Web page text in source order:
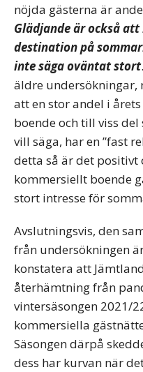
nöjda gästerna är
Glädjande är också
destination på
inte säga oväntat stort
äldre undersökningar,
att en stor andel i
boende och till viss
vill säga, har en ”fast
detta så är det positivt
kommersiellt boende
stort intresse för
Avslutningsvis, den
från undersökningen
konstatera att
återhämtning från
vintersäsongen 2021/
kommersiella
Säsongen därpå
dess har kurvan när